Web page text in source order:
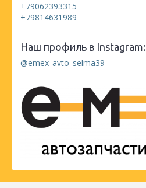
+79062393315
+79814631989
Наш профиль в Instagram:
@emex_avto_selma39